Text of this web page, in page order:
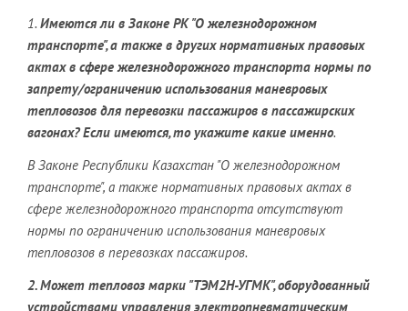
1. Имеются ли в Законе РК "О железнодорожном
транспорте", а также в других нормативных правовых
актах в сфере железнодорожного транспорта нормы по
запрету/ограничению использования маневровых
тепловозов для перевозки пассажиров в пассажирских
вагонах? Если имеются, то укажите какие именно.
В Законе Республики Казахстан "О железнодорожном
транспорте", а также нормативных правовых актах в
сфере железнодорожного транспорта отсутствуют
нормы по ограничению использования маневровых
тепловозов в перевозках пассажиров.
2. Может тепловоз марки "ТЭМ2Н-УГМК", оборудованный
устройствами управления электропневматическим